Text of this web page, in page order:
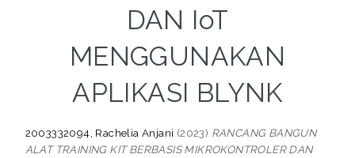
DAN IoT
MENGGUNAKAN
APLIKASI BLYNK
2003332094, Rachelia Anjani (2023) RANCANG BANGUN
ALAT TRAINING KIT BERBASIS MIKROKONTROLER DAN